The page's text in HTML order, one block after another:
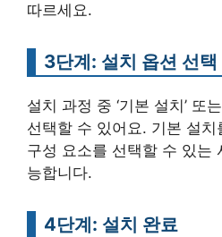
따르세요.
3단계: 설치 옵션 선택
설치 과정 중 ‘기본 설치’ 또
선택할 수 있어요. 기본 설
구성 요소를 선택할 수 있는
능합니다.
4단계: 설치 완료